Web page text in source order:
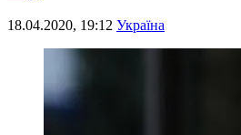
18.04.2020, 19:12 Україна